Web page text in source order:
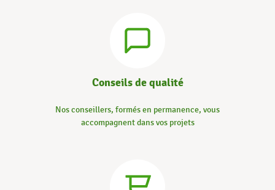
Conseils de qualité
Nos conseillers, formés en permanence, vous
accompagnent dans vos projets